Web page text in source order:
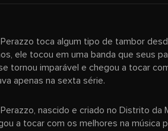
Perazzo toca algum tipo de tambor
ele tocou em uma banda que seus
tornou imparável e chegou a tocar
apenas na sexta série.
Perazzo, nascido e criado no Distrito da
a tocar com os melhores na música